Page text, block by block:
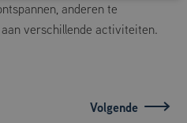
anderen te
verschillende activiteiten.
Targeting
Functioneel